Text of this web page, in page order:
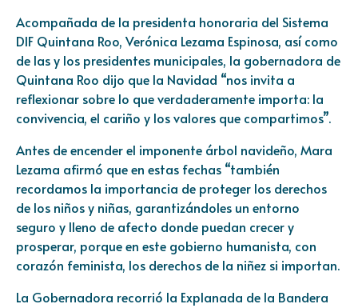
Acompañada de la presidenta honoraria del Sistema
DIF Quintana Roo, Verónica Lezama Espinosa, así como
de las y los presidentes municipales, la gobernadora de
Quintana Roo dijo que la Navidad “nos invita a
reflexionar sobre lo que verdaderamente importa: la
convivencia, el cariño y los valores que compartimos”.
Antes de encender el imponente árbol navideño, Mara
Lezama afirmó que en estas fechas “también
recordamos la importancia de proteger los derechos
de los niños y niñas, garantizándoles un entorno
seguro y lleno de afecto donde puedan crecer y
prosperar, porque en este gobierno humanista, con
corazón feminista, los derechos de la niñez si importan.
La Gobernadora recorrió la Explanada de la Bandera